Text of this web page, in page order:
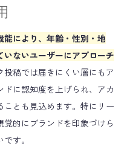
能により、年齢・性別・地
ないユーザーにアプローチ
稿では届きにくい層にもア
に認知度を上げられ、アカ
ことも見込めます。特にリー
的にブランドを印象づけら
す。